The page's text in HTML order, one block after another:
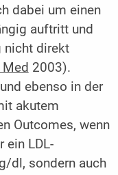
dabei um einen
auftritt und
nicht direkt
2003).
ebenso in der
akutem
Outcomes, wenn
ein LDL-
dl, sondern auch